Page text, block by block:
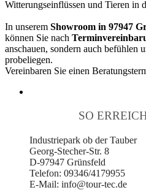
Witterungseinflüssen und Tieren in
In unserem Showroom in 97947
können Sie nach
anschauen, sondern auch befühlen
probeliegen.
Vereinbaren Sie einen
SO
Industriepark ob der Tauber
Georg-Stecher-Str. 8
D-97947 Grünsfeld
Telefon: 09346/4179955
E-Mail: info@tour-tec.de